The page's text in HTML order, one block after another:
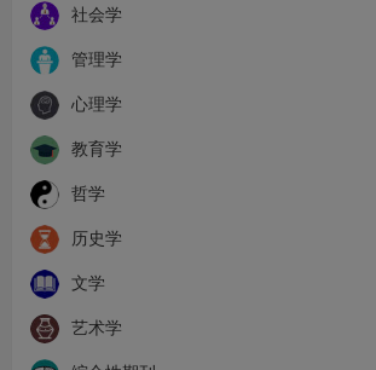
社会学
管理学
心理学
教育学
哲学
历史学
文学
艺术学